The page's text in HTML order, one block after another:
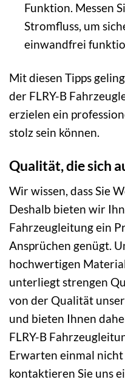
Funktion. Messen
Stromfluss, um
einwandfrei
Mit diesen Tipps
der FLRY-B
erzielen ein
stolz sein können.
Qualität, die sich
Wir wissen, dass Sie
Deshalb bieten wir
Fahrzeugleitung ein
Ansprüchen genügt.
hochwertigen
unterliegt strengen
von der Qualität
und bieten Ihnen
FLRY-B
Erwarten einmal
kontaktieren Sie uns